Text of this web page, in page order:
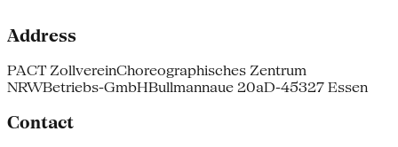
Address
PACT ZollvereinChoreographisches Zentrum
NRWBetriebs-GmbHBullmannaue 20aD-45327 Essen
Contact